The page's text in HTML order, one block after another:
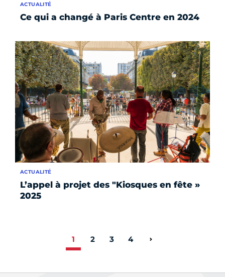
Ce qui a changé à Paris Centre en 2024
ACTUALITÉ
L’appel à projet des "Kiosques en fête »
2025
ACTUALITÉ
1 2 3 4 Page suivante